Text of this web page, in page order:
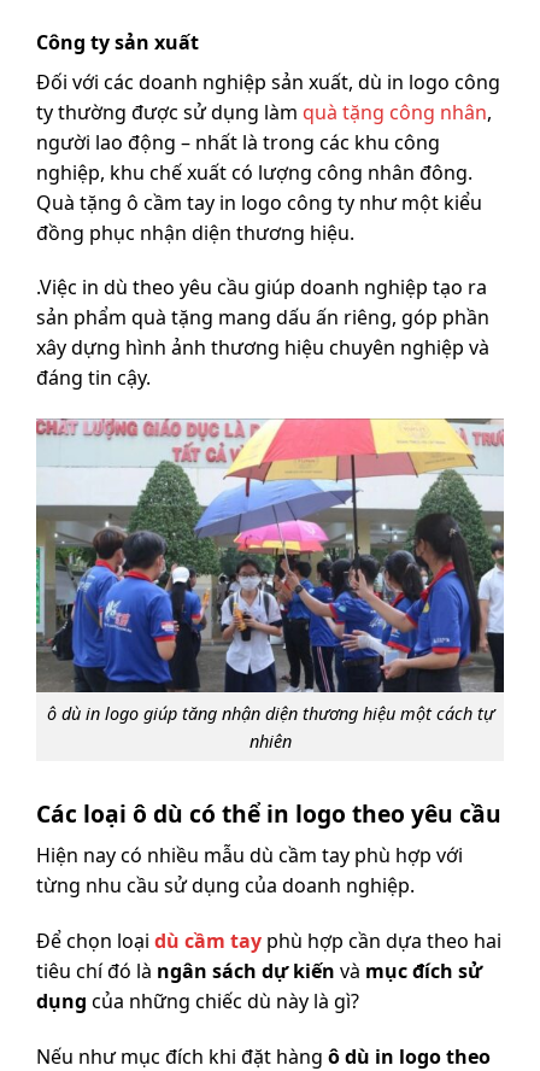
Công ty sản xuất
Đối với các doanh nghiệp sản xuất, dù in logo công
ty thường được sử dụng làm quà tặng công nhân,
người lao động – nhất là trong các khu công
nghiệp, khu chế xuất có lượng công nhân đông.
Quà tặng ô cầm tay in logo công ty như một kiểu
đồng phục nhận diện thương hiệu.
.Việc in dù theo yêu cầu giúp doanh nghiệp tạo ra
sản phẩm quà tặng mang dấu ấn riêng, góp phần
xây dựng hình ảnh thương hiệu chuyên nghiệp và
đáng tin cậy.
ô dù in logo giúp tăng nhận diện thương hiệu một cách tự
nhiên
Các loại ô dù có thể in logo theo yêu cầu
Hiện nay có nhiều mẫu dù cầm tay phù hợp với
từng nhu cầu sử dụng của doanh nghiệp.
Để chọn loại dù cầm tay phù hợp cần dựa theo hai
tiêu chí đó là ngân sách dự kiến và mục đích sử
dụng của những chiếc dù này là gì?
Nếu như mục đích khi đặt hàng ô dù in logo theo